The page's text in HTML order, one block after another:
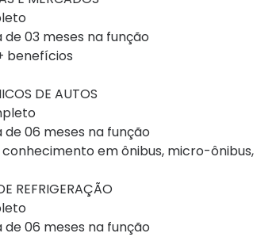
03 meses na função
benefícios
DE AUTOS
06 meses na função
em ônibus, micro-
REFRIGERAÇÃO
06 meses na função